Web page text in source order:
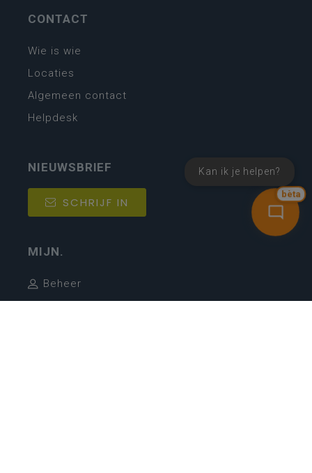
bèta
Kan ik je helpen?
CONTACT
Wie is wie
Locaties
Algemeen contact
Helpdesk
NIEUWSBRIEF
SCHRIJF IN
MIJN.
Beheer